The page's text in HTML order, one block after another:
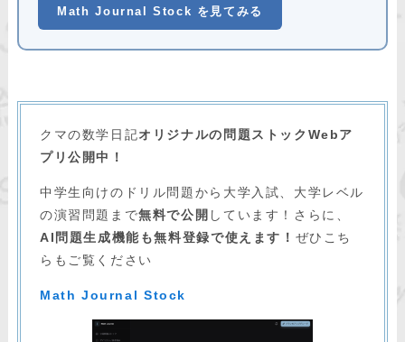
Math Journal Stock を見てみる
クマの数学日記オリジナルの問題ストックWebア
プリ公開中！
中学生向けのドリル問題から大学入試、大学レベル
の演習問題まで無料で公開 しています！さらに、
AI問題生成機能も無料登録で使えます！ ぜひこち
らもご覧ください
Math Journal Stock